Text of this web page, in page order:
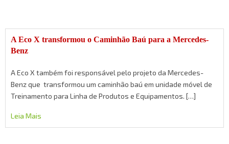
A Eco X transformou o Caminhão Baú para a Mercedes-
Benz
A Eco X também foi responsável pelo projeto da Mercedes-
Benz que transformou um caminhão baú em unidade móvel de
Treinamento para Linha de Produtos e Equipamentos. […]
Leia Mais